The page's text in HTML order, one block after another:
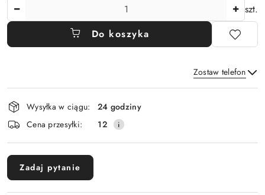
szt.
Do koszyka
Zostaw telefon
Wyślij
Dostępność
i
dostawa
Wysyłka w ciągu:
24 godziny
Cena przesyłki:
12
Zadaj pytanie